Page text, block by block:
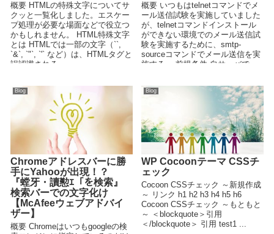
概要 HTMLの特殊文字についてサ
クッと一覧化しました。エスケー
プ処理が必要な場面などで役立つ
かもしれません。 HTML特殊文字
とは HTMLでは一部の文字（``,
`&`, `"`, `'` など）は、HTMLタグと
誤認識される...
概要 いつもはtelnetコマンドでメ
ール送信試験を実施していました
が、telnetコマンドインストール
ができない環境でのメール送信試
験を実施するために、smtp-
sourceコマンドでメール送信を実
施する。 前提条件 自サーバで
Blog
Chromeアドレスバーに勝
手にYahooが出現！？
『螳牙・讀懃ｴ「を検索』
検索バーでの文字化け
【McAfeeウェブアドバイ
ザー】
概要 Chromeはいつもgoogleの検
Blog
WP Cocoonテーマ CSSチ
ェック
Cocoon CSSチェック ～新規作成
～ リンク h1 h2 h3 h4 h5 h6
Cocoon CSSチェック ～もともと
～ ＜blockquote＞引用
＜/blockquote＞ 引用 test1 ...